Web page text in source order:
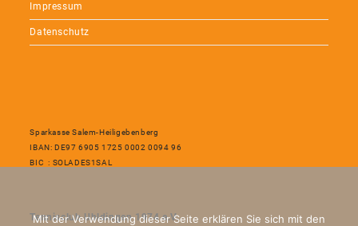
Impressum
Datenschutz
Sparkasse Salem-Heiligebenberg
IBAN: DE97 6905 1725 0002 0094 96
BIC : SOLADES1SAL
Tennisclub Uhldingen 1974 e.V.
Mit der Verwendung dieser Seite erklären Sie sich mit den